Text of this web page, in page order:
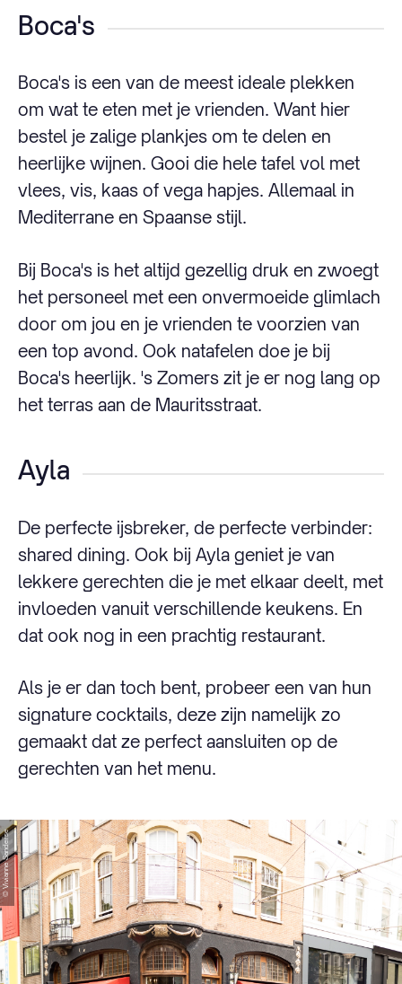
Boca's
Boca's is een van de meest ideale plekken
om wat te eten met je vrienden. Want hier
bestel je zalige plankjes om te delen en
heerlijke wijnen. Gooi die hele tafel vol met
vlees, vis, kaas of vega hapjes. Allemaal in
Mediterrane en Spaanse stijl.
Bij Boca's is het altijd gezellig druk en zwoegt
het personeel met een onvermoeide glimlach
door om jou en je vrienden te voorzien van
een top avond. Ook natafelen doe je bij
Boca's heerlijk. 's Zomers zit je er nog lang op
het terras aan de Mauritsstraat.
Ayla
De perfecte ijsbreker, de perfecte verbinder:
shared dining. Ook bij Ayla geniet je van
lekkere gerechten die je met elkaar deelt, met
invloeden vanuit verschillende keukens. En
dat ook nog in een prachtig restaurant.
Als je er dan toch bent, probeer een van hun
signature cocktails, deze zijn namelijk zo
gemaakt dat ze perfect aansluiten op de
gerechten van het menu.
© Vivianne Sanderse